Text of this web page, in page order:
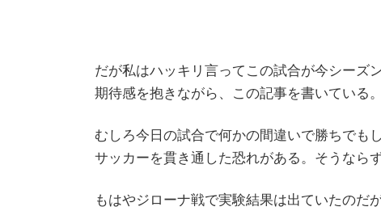
だが私はハッキリ言ってこの試合が今シーズ
期待感を抱きながら、この記事を書いている
むしろ今日の試合で何かの間違いで勝ちでも
サッカーを貫き通した恐れがある。そうなら
もはやジローナ戦で実験結果は出ていたのだ